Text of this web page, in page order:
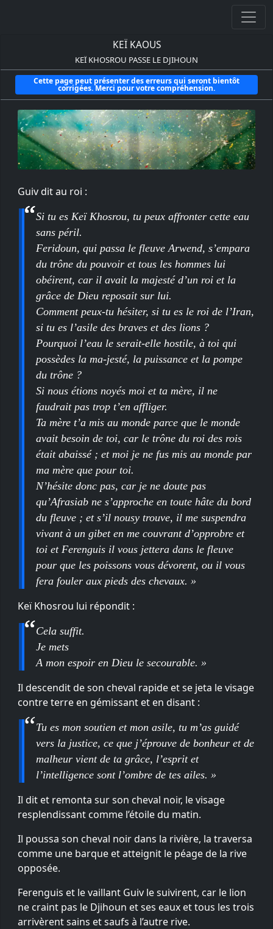
KEÏ KAOUS
KEÏ KHOSROU PASSE LE DJIHOUN
Cette page peut présenter des erreurs qui seront bientôt
corrigées. Merci pour votre compréhension.
Guiv dit au roi :
Si tu es Keï Khosrou, tu peux affronter cette eau
sans péril.
Feridoun, qui passa le fleuve Arwend, s’empara
du trône du pouvoir et tous les hommes lui
obéirent, car il avait la majesté d’un roi et la
grâce de Dieu reposait sur lui.
Comment peux-tu hésiter, si tu es le roi de l’Iran,
si tu es l’asile des braves et des lions ?
Pourquoi l’eau le serait-elle hostile, à toi qui
possèdes la ma-jesté, la puissance et la pompe
du trône ?
Si nous étions noyés moi et ta mère, il ne
faudrait pas trop t’en affliger.
Ta mère t’a mis au monde parce que le monde
avait besoin de toi, car le trône du roi des rois
était abaissé ; et moi je ne fus mis au monde par
ma mère que pour toi.
N’hésite donc pas, car je ne doute pas
qu’Afrasiab ne s’approche en toute hâte du bord
du fleuve ; et s’il nousy trouve, il me suspendra
vivant à un gibet en me couvrant d’opprobre et
toi et Ferenguis il vous jettera dans le fleuve
pour que les poissons vous dévorent, ou il vous
fera fouler aux pieds des chevaux. »
Keï Khosrou lui répondit :
Cela suffit.
Je mets
A mon espoir en Dieu le secourable. »
Il descendit de son cheval rapide et se jeta le visage
contre terre en gémissant et en disant :
Tu es mon soutien et mon asile, tu m’as guidé
vers la justice, ce que j’éprouve de bonheur et de
malheur vient de ta grâce, l’esprit et
l’intelligence sont l’ombre de tes ailes. »
Il dit et remonta sur son cheval noir, le visage
resplendissant comme l’étoile du matin.
Il poussa son cheval noir dans la rivière, la traversa
comme une barque et atteignit le péage de la rive
opposée.
Ferenguis et le vaillant Guiv le suivirent, car le lion
ne craint pas le Djihoun et ses eaux et tous les trois
arrivèrent sains et saufs à l’autre rive.